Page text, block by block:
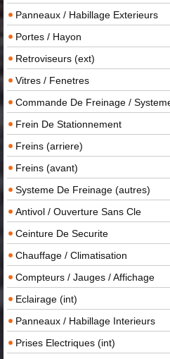
Panneaux / Habillage Exterieurs
Portes / Hayon
Retroviseurs (ext)
Vitres / Fenetres
Commande De Freinage /
Frein De Stationnement
Freins (arriere)
Freins (avant)
Systeme De Freinage (autres)
Antivol / Ouverture Sans Cle
Ceinture De Securite
Chauffage / Climatisation
Compteurs / Jauges / Affichage
Eclairage (int)
Panneaux / Habillage Interieurs
Prises Electriques (int)